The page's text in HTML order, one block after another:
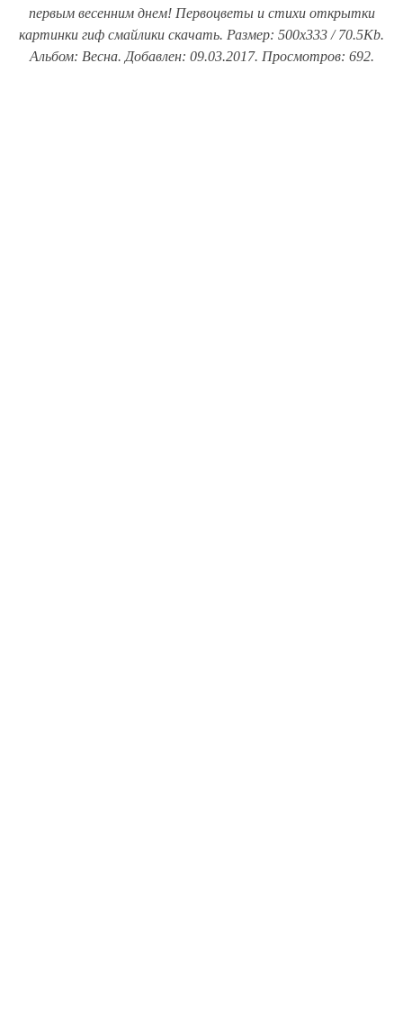
первым весенним днем! Первоцветы и стихи открытки
картинки гиф смайлики скачать. Размер: 500x333 / 70.5Kb.
Альбом: Весна. Добавлен: 09.03.2017. Просмотров: 692.